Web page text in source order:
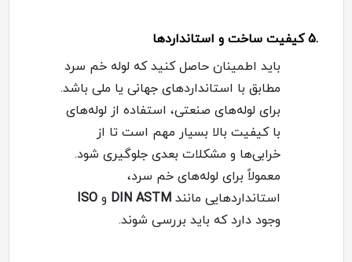
.5
کیفیت ساخت و استانداردها
باید اطمینان حاصل کنید که لوله خم سرد
مطابق با استانداردهای جهانی یا ملی باشد.
برای لوله‌های صنعتی، استفاده از لوله‌های
با کیفیت بالا بسیار مهم است تا از
خرابی‌ها و مشکلات بعدی جلوگیری شود.
معمولاً برای لوله‌های خم سرد،
استانداردهایی مانند ASTM
DIN و ISO
وجود دارد که باید بررسی شوند.